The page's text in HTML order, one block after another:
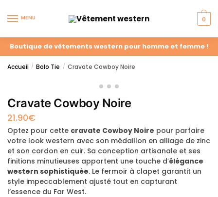
MENU 0
Boutique de vêtements western pour homme et femme !
Accueil / Bolo Tie / Cravate Cowboy Noire
Cravate Cowboy Noire
21.90€
Optez pour cette cravate Cowboy Noire pour parfaire
votre look western avec son médaillon en alliage de zinc
et son cordon en cuir. Sa conception artisanale et ses
finitions minutieuses apportent une touche d’élégance
western sophistiquée. Le fermoir à clapet garantit un
style impeccablement ajusté tout en capturant
l’essence du Far West.